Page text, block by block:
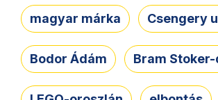
magyar márka Csengery
Bodor Ádám Bram